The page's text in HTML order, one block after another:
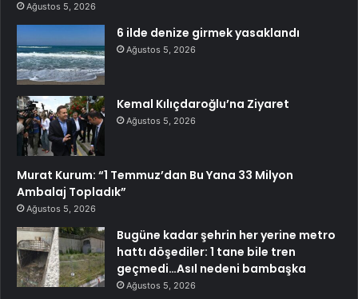
Ağustos 5, 2026
6 ilde denize girmek yasaklandı
Ağustos 5, 2026
Kemal Kılıçdaroğlu’na Ziyaret
Ağustos 5, 2026
Murat Kurum: “1 Temmuz’dan Bu Yana 33 Milyon
Ambalaj Topladık”
Ağustos 5, 2026
Bugüne kadar şehrin her yerine metro
hattı döşediler: 1 tane bile tren
geçmedi…Asıl nedeni bambaşka
Ağustos 5, 2026